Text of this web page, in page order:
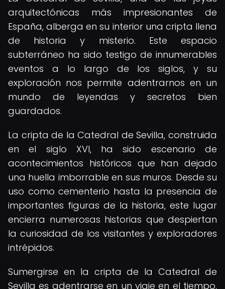
arquitectónicas más impresionantes de
España, alberga en su interior una cripta llena
de historia y misterio. Este espacio
subterráneo ha sido testigo de innumerables
eventos a lo largo de los siglos, y su
exploración nos permite adentrarnos en un
mundo de leyendas y secretos bien
guardados.
La cripta de la Catedral de Sevilla, construida
en el siglo XVI, ha sido escenario de
acontecimientos históricos que han dejado
una huella imborrable en sus muros. Desde su
uso como cementerio hasta la presencia de
importantes figuras de la historia, este lugar
encierra numerosas historias que despiertan
la curiosidad de los visitantes y exploradores
intrépidos.
Sumergirse en la cripta de la Catedral de
Sevilla es adentrarse en un viaje en el tiempo,